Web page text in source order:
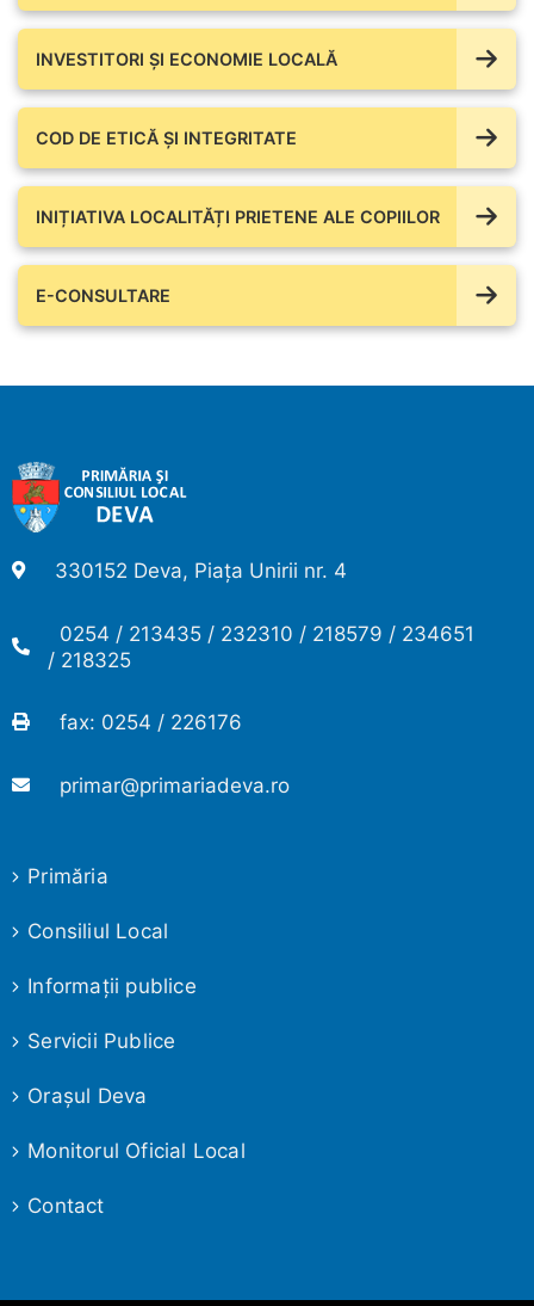
INVESTITORI ȘI ECONOMIE LOCALĂ
COD DE ETICĂ ȘI INTEGRITATE
INIȚIATIVA LOCALITĂȚI PRIETENE ALE COPIILOR
E-CONSULTARE
330152 Deva, Piața Unirii nr. 4
0254 / 213435 / 232310 / 218579 / 234651
/ 218325
fax: 0254 / 226176
primar@primariadeva.ro
Primăria
Consiliul Local
Informaţii publice
Servicii Publice
Oraşul Deva
Monitorul Oficial Local
Contact